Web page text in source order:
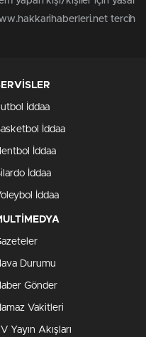
tercih
İddaa
İddaa
İddaa
İddaa
İddaa
Durumu
Gönder
Vakitleri
TV Yayın Akışları